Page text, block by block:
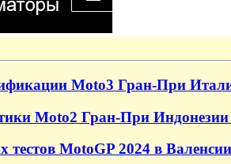
Moto3 Гран-При
Moto2 Гран-При Индонезии
MotoGP 2024 в